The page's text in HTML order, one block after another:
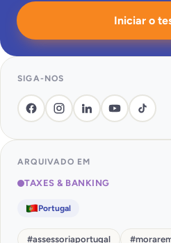
Iniciar o
SIGA-NOS
ARQUIVADO EM
TAXES & BANKING
Portugal
#assessoriaportugal #